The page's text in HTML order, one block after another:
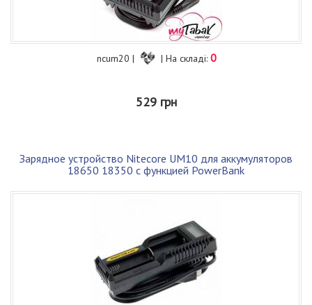
ncum20 | | На складі: 0
529 грн
Зарядное устройство Nitecore UM10 для аккумуляторов
18650 18350 с функцией PowerBank